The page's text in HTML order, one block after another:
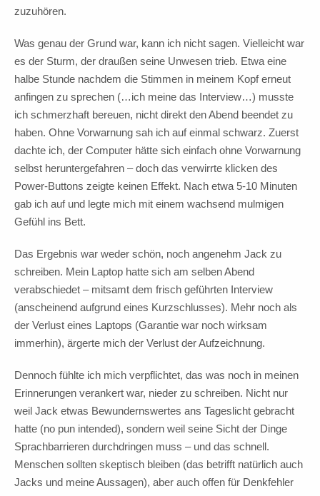
zuzuhören.
Was genau der Grund war, kann ich nicht sagen. Vielleicht war
es der Sturm, der draußen seine Unwesen trieb. Etwa eine
halbe Stunde nachdem die Stimmen in meinem Kopf erneut
anfingen zu sprechen (…ich meine das Interview…) musste
ich schmerzhaft bereuen, nicht direkt den Abend beendet zu
haben. Ohne Vorwarnung sah ich auf einmal schwarz. Zuerst
dachte ich, der Computer hätte sich einfach ohne Vorwarnung
selbst heruntergefahren – doch das verwirrte klicken des
Power-Buttons zeigte keinen Effekt. Nach etwa 5-10 Minuten
gab ich auf und legte mich mit einem wachsend mulmigen
Gefühl ins Bett.
Das Ergebnis war weder schön, noch angenehm Jack zu
schreiben. Mein Laptop hatte sich am selben Abend
verabschiedet – mitsamt dem frisch geführten Interview
(anscheinend aufgrund eines Kurzschlusses). Mehr noch als
der Verlust eines Laptops (Garantie war noch wirksam
immerhin), ärgerte mich der Verlust der Aufzeichnung.
Dennoch fühlte ich mich verpflichtet, das was noch in meinen
Erinnerungen verankert war, nieder zu schreiben. Nicht nur
weil Jack etwas Bewundernswertes ans Tageslicht gebracht
hatte (no pun intended), sondern weil seine Sicht der Dinge
Sprachbarrieren durchdringen muss – und das schnell.
Menschen sollten skeptisch bleiben (das betrifft natürlich auch
Jacks und meine Aussagen), aber auch offen für Denkfehler